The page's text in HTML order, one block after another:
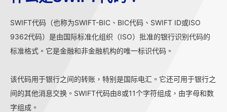
SWIFT代码（也称为SWIFT-BIC、BIC代码、SWIFT ID或ISO
9362代码）是由国际标准化组织（ISO）批准的银行识别代码的
标准格式。它是金融和非金融机构的唯一标识代码。
该代码用于银行之间的转账，特别是国际电汇。它还可用于银行之
间的其他消息交换。SWIFT代码由8或11个字符组成，由字母和数
字组成。